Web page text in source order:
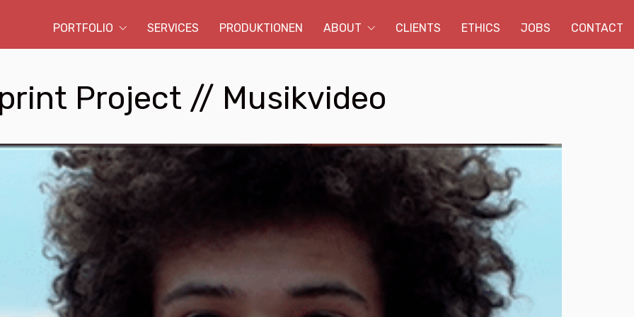
PORTFOLIO SERVICES PRODUKTIONEN ABOUT CLIENTS ETHICS JOBS CONTACT
Project // Musikvideo